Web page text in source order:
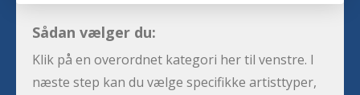
Sådan vælger du:
Klik på en overordnet kategori her til venstre. I
næste step kan du vælge specifikke artisttyper,